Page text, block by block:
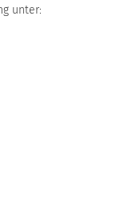
unter: